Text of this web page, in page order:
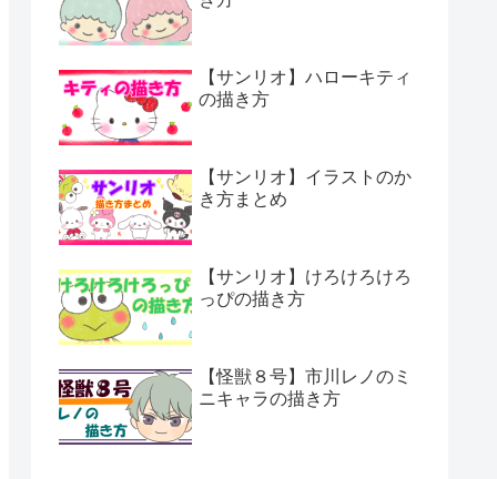
【サンリオ】ハローキティ
の描き方
【サンリオ】イラストのか
き方まとめ
【サンリオ】けろけろけろ
っぴの描き方
【怪獣８号】市川レノのミ
ニキャラの描き方